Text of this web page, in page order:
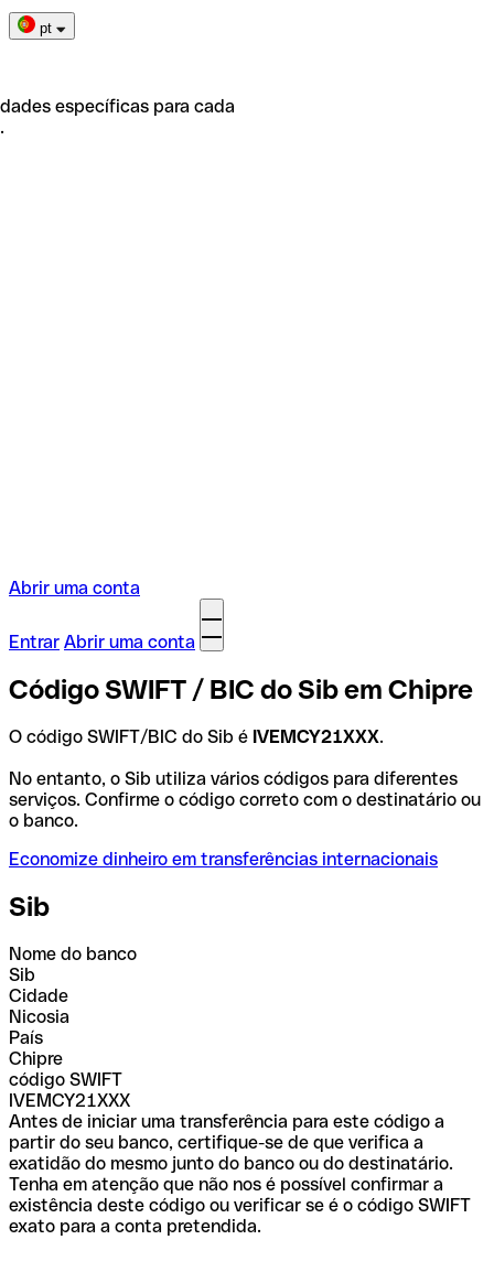
pt
específicas para cada
Abrir uma conta
Entrar Abrir uma conta
Código SWIFT / BIC do Sib em Chipre
O código SWIFT/BIC do Sib é IVEMCY21XXX.
No entanto, o Sib utiliza vários códigos para diferentes
serviços. Confirme o código correto com o destinatário ou
o banco.
Economize dinheiro em transferências internacionais
Sib
Nome do banco
Sib
Cidade
Nicosia
País
Chipre
código SWIFT
IVEMCY21XXX
Antes de iniciar uma transferência para este código a
partir do seu banco, certifique-se de que verifica a
exatidão do mesmo junto do banco ou do destinatário.
Tenha em atenção que não nos é possível confirmar a
existência deste código ou verificar se é o código SWIFT
exato para a conta pretendida.